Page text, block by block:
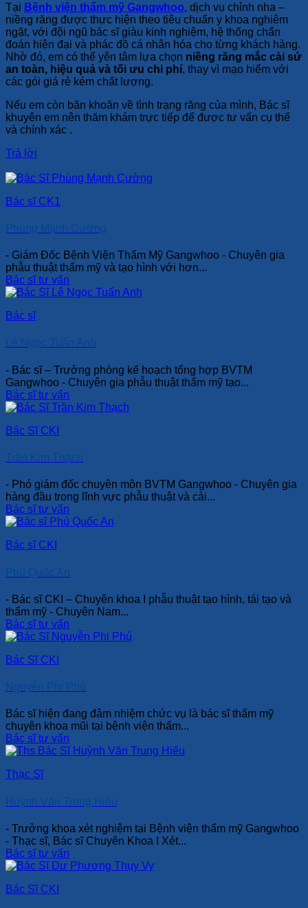
Tại Bệnh viện thẩm mỹ Gangwhoo, dịch vụ chỉnh nha –
niềng răng được thực hiện theo tiêu chuẩn y khoa nghiêm
ngặt, với đội ngũ bác sĩ giàu kinh nghiệm, hệ thống chẩn
đoán hiện đại và phác đồ cá nhân hóa cho từng khách hàng.
Nhờ đó, em có thể yên tâm lựa chọn niềng răng mắc cài sứ
an toàn, hiệu quả và tối ưu chi phí, thay vì mạo hiểm với
các gói giá rẻ kém chất lượng.
Nếu em còn băn khoăn về tình trạng răng của mình, Bác sĩ
khuyên em nên thăm khám trực tiếp để được tư vấn cụ thể
và chính xác .
Trả lời
Bác sĩ CK1
Phùng Mạnh Cường
- Giám Đốc Bệnh Viện Thẩm Mỹ Gangwhoo - Chuyên gia
phẫu thuật thẩm mỹ và tạo hình với hơn...
Bác sĩ tư vấn
Bác sĩ
Lê Ngọc Tuấn Anh
- Bác sĩ – Trưởng phòng kế hoạch tổng hợp BVTM
Gangwhoo - Chuyên gia phẫu thuật thẩm mỹ tạo...
Bác sĩ tư vấn
Bác Sĩ CKI
Trần Kim Thạch
- Phó giám đốc chuyên môn BVTM Gangwhoo - Chuyên gia
hàng đầu trong lĩnh vực phẫu thuật và cải...
Bác sĩ tư vấn
Bác sĩ CKI
Phú Quốc An
- Bác sĩ CKI – Chuyên khoa I phẫu thuật tạo hình, tái tạo và
thẩm mỹ - Chuyên Nam...
Bác sĩ tư vấn
Bác Sĩ CKI
Nguyễn Phi Phú
Bác sĩ hiện đang đảm nhiệm chức vụ là bác sĩ thẩm mỹ
chuyên khoa mũi tại bệnh viện thẩm...
Bác sĩ tư vấn
Thạc Sĩ
Huỳnh Văn Trung Hiếu
- Trưởng khoa xét nghiệm tại Bệnh viện thẩm mỹ Gangwhoo
- Thạc sĩ, Bác sĩ Chuyên Khoa I Xét...
Bác sĩ tư vấn
Bác Sĩ CKI